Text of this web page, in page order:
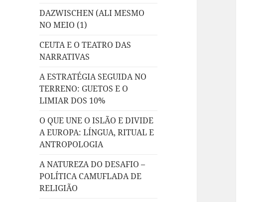
DAZWISCHEN (ALI MESMO
NO MEIO (1)
CEUTA E O TEATRO DAS
NARRATIVAS
A ESTRATÉGIA SEGUIDA NO
TERRENO: GUETOS E O
LIMIAR DOS 10%
O QUE UNE O ISLÃO E DIVIDE
A EUROPA: LÍNGUA, RITUAL E
ANTROPOLOGIA
A NATUREZA DO DESAFIO –
POLÍTICA CAMUFLADA DE
RELIGIÃO